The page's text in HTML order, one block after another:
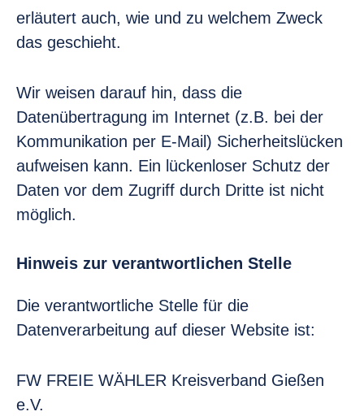
erläutert auch, wie und zu welchem Zweck
das geschieht.
Wir weisen darauf hin, dass die
Datenübertragung im Internet (z.B. bei der
Kommunikation per E-Mail) Sicherheitslücken
aufweisen kann. Ein lückenloser Schutz der
Daten vor dem Zugriff durch Dritte ist nicht
möglich.
Hinweis zur verantwortlichen Stelle
Die verantwortliche Stelle für die
Datenverarbeitung auf dieser Website ist:
FW FREIE WÄHLER Kreisverband Gießen
e.V.